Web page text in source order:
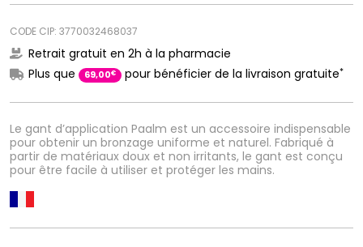
Le gant d’application Paalm est un accessoire indispensable
pour obtenir un bronzage uniforme et naturel. Fabriqué à
partir de matériaux doux et non irritants, le gant est conçu
pour être facile à utiliser et protéger les mains.
CODE CIP: 3770032468037
Retrait gratuit en 2h à la pharmacie
Plus que
69,00€ pour bénéficier de la livraison gratuite*